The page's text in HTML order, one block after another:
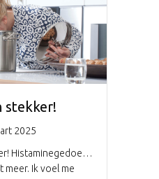
stekker!
2025
Histaminegedoe…
meer. Ik voel me